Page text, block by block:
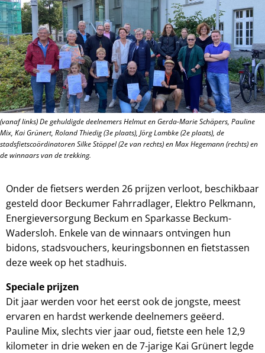
(vanaf links) De gehuldigde deelnemers Helmut en Gerda-Marie Schäpers, Pauline
Mix, Kai Grünert, Roland Thiedig (3e plaats), Jörg Lambke (2e plaats), de
stadsfietscoördinatoren Silke Stöppel (2e van rechts) en Max Hegemann (rechts) en
de winnaars van de trekking.
Onder de fietsers werden 26 prijzen verloot, beschikbaar
gesteld door Beckumer Fahrradlager, Elektro Pelkmann,
Energieversorgung Beckum en Sparkasse Beckum-
Wadersloh. Enkele van de winnaars ontvingen hun
bidons, stadsvouchers, keuringsbonnen en fietstassen
deze week op het stadhuis.
Speciale prijzen
Dit jaar werden voor het eerst ook de jongste, meest
ervaren en hardst werkende deelnemers geëerd.
Pauline Mix, slechts vier jaar oud, fietste een hele 12,9
kilometer in drie weken en de 7-jarige Kai Grünert legde